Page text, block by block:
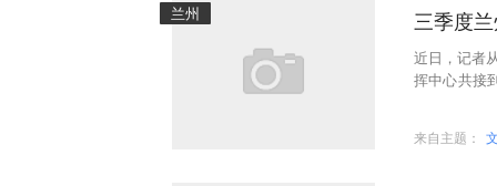
兰州 三季度
近日，记者
挥中心共接
来自主题：